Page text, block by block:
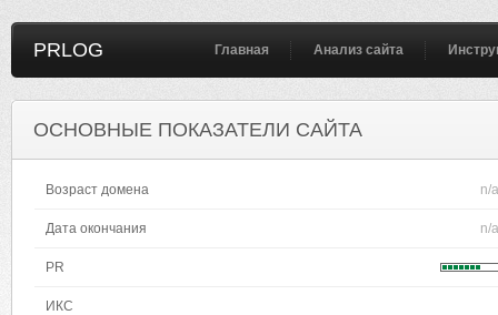
PRLOG Главная Анализ сайта
ОСНОВНЫЕ ПОКАЗАТЕЛИ САЙТА
Возраст домена n/a
Дата окончания n/a
PR
ИКС